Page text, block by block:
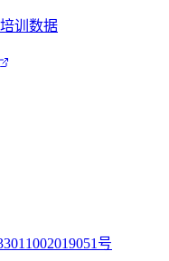
训数据
号